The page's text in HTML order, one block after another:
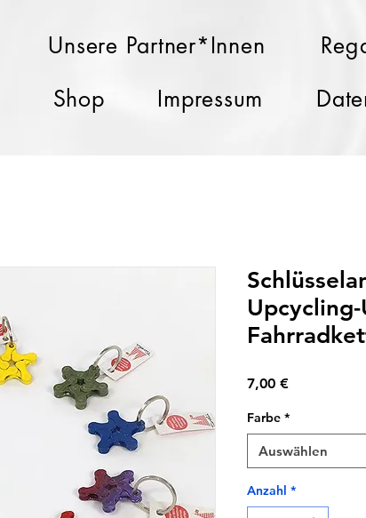
Unsere Partner*Innen
Shop Impressum
7,00 €Preis
Farbe *
Auswählen
Anzahl *